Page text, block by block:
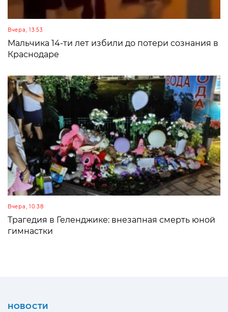
Вчера, 13:53
Мальчика 14-ти лет избили до потери сознания в
Краснодаре
Вчера, 10:38
Трагедия в Геленджике: внезапная смерть юной
гимнастки
НОВОСТИ